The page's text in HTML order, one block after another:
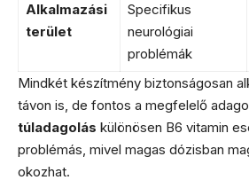
Alkalmazási
terület
Specifikus
neurológiai
problémák
Mindkét készítmény biztonságosan
távon is, de fontos a megfelelő
túladagolás különösen B6 vitamin
problémás, mivel magas dózisban
okozhat.